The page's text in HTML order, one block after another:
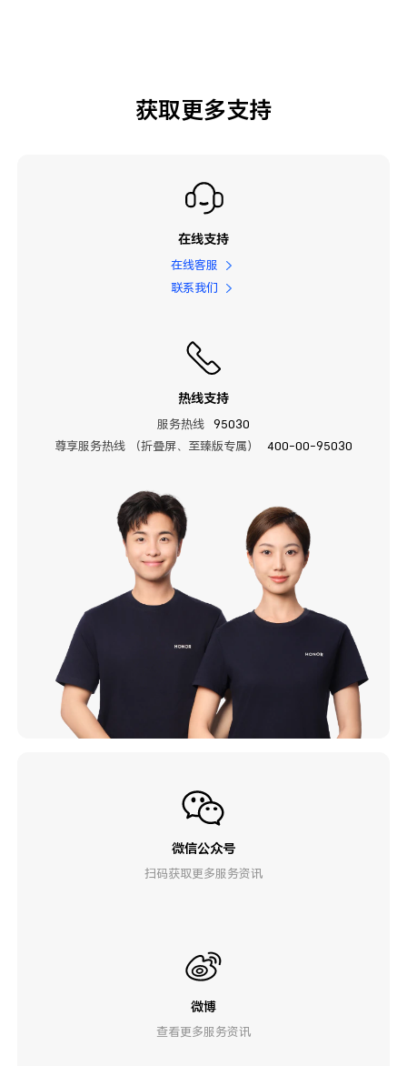
获取更多支持
在线支持
在线客服
联系我们
热线支持
服务热线
95030
尊享服务热线 （折叠屏、至臻版专属）
400-00-95030
微信公众号
扫码获取更多服务资讯
微博
查看更多服务资讯